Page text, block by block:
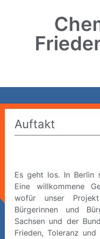
Auftakt
Es geht los. In Berlin
Eine willkommene
wofür unser
Bürgerinnen und
Sachsen und der
Frieden, Toleranz